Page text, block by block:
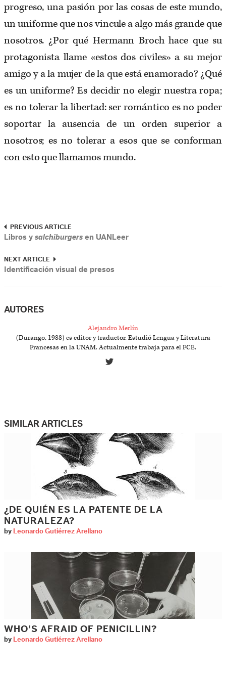
progreso, una pasión por las cosas de este mundo,
un uniforme que nos vincule a algo más grande que
nosotros. ¿Por qué Hermann Broch hace que su
protagonista llame «estos dos civiles» a su mejor
amigo y a la mujer de la que está enamorado? ¿Qué
es un uniforme? Es decidir no elegir nuestra ropa;
es no tolerar la libertad: ser romántico es no poder
soportar la ausencia de un orden superior a
nosotros; es no tolerar a esos que se conforman
con esto que llamamos mundo.
PREVIOUS ARTICLE
Libros y salchiburgers en UANLeer
NEXT ARTICLE
Identificación visual de presos
AUTORES
Alejandro Merlín
(Durango, 1988) es editor y traductor. Estudió Lengua y Literatura
Francesas en la UNAM. Actualmente trabaja para el FCE.
SIMILAR ARTICLES
¿DE QUIÉN ES LA PATENTE DE LA
NATURALEZA?
by Leonardo Gutiérrez Arellano
WHO’S AFRAID OF PENICILLIN?
by Leonardo Gutiérrez Arellano